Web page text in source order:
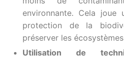
environnante. Cela
protection de la
préserver les
Utilisation de